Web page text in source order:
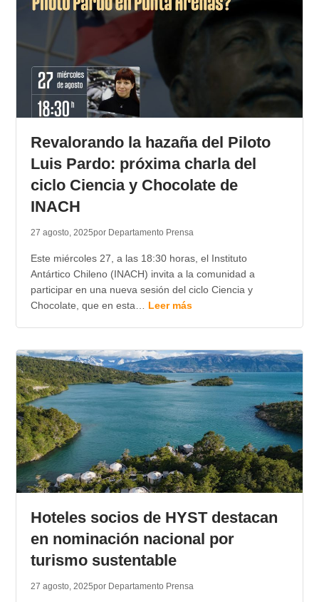
Revalorando la hazaña del Piloto
Luis Pardo: próxima charla del
ciclo Ciencia y Chocolate de
INACH
27 agosto, 2025por Departamento Prensa
Este miércoles 27, a las 18:30 horas, el Instituto
Antártico Chileno (INACH) invita a la comunidad a
participar en una nueva sesión del ciclo Ciencia y
Chocolate, que en esta… Leer más
Hoteles socios de HYST destacan
en nominación nacional por
turismo sustentable
27 agosto, 2025por Departamento Prensa